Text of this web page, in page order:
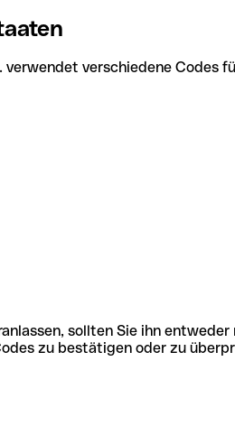
verwendet verschiedene Codes
sollten Sie ihn
zu bestätigen oder zu